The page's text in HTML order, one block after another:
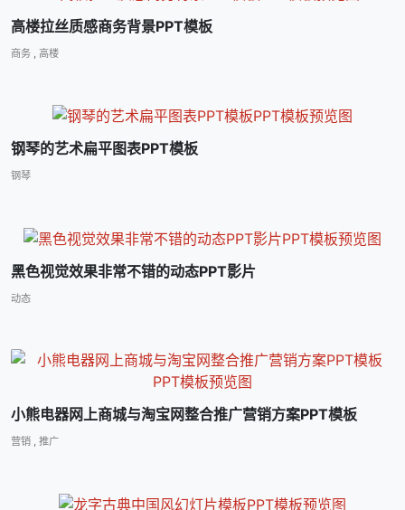
高楼拉丝质感商务背景PPT模板
商务 , 高楼
钢琴的艺术扁平图表PPT模板
钢琴
黑色视觉效果非常不错的动态PPT影片
动态
小熊电器网上商城与淘宝网整合推广营销方案PPT模板
营销 , 推广